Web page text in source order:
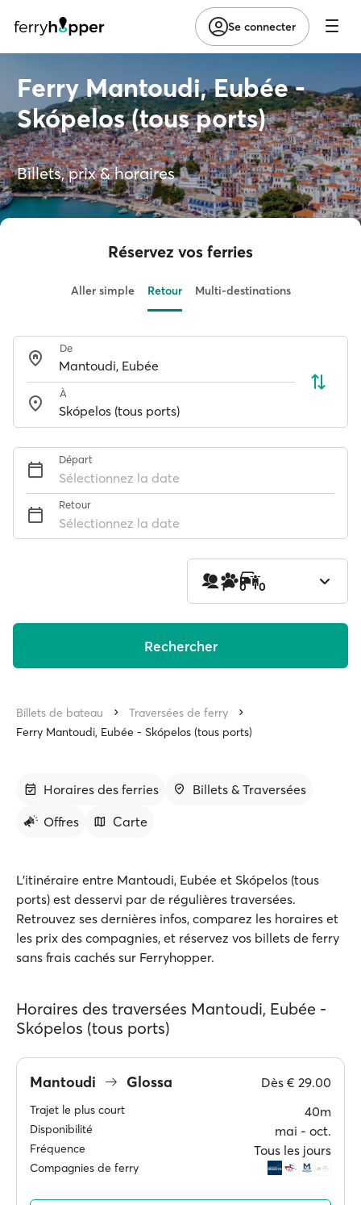
Se connecter
Ferry Mantoudi, Eubée -
Skópelos (tous ports)
Billets, prix & horaires
Réservez vos ferries
Aller simple Retour Multi-destinations
De
À
Départ
Sélectionnez la date
Retour
Sélectionnez la date
1 0 0
Rechercher
Billets de bateau
Traversées de ferry
Ferry Mantoudi, Eubée - Skópelos (tous ports)
Horaires des ferries
Billets & Traversées
Offres
Carte
L'itinéraire entre Mantoudi, Eubée et Skópelos (tous
ports) est desservi par de régulières traversées.
Retrouvez ses dernières infos, comparez les horaires et
les prix des compagnies, et réservez vos billets de ferry
sans frais cachés sur Ferryhopper.
Horaires des traversées Mantoudi, Eubée -
Skópelos (tous ports)
Mantoudi Glossa Dès € 29.00
Trajet le plus court 40m
Disponibilité mai ‐ oct.
Fréquence Tous les jours
Compagnies de ferry